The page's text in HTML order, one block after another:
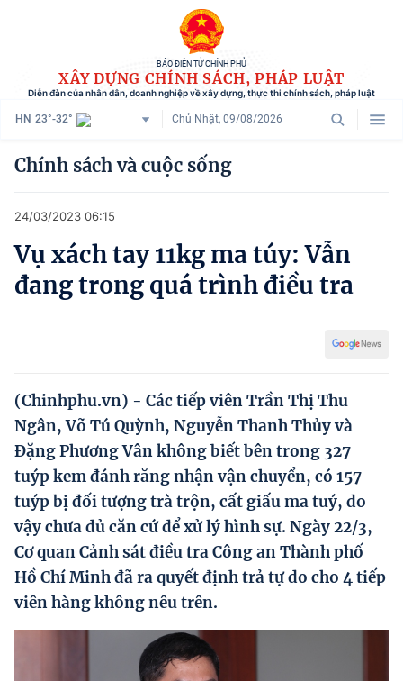
BÁO ĐIỆN TỬ CHÍNH PHỦ
XÂY DỰNG CHÍNH SÁCH, PHÁP LUẬT
Diễn đàn của nhân dân, doanh nghiệp về xây dựng, thực thi chính sách, pháp luật
HN 23°-32° Chủ Nhật, 09/08/2026
Danh mục
Tham vấn chính sách
Người dân góp ý
Hướng dẫn thực hiện chính sách
Phát triển kinh tế tư nhân và doanh nghiệp dân tộc
Ocop và chuỗi giá trị Nông sản
Kinh tế tư nhân
Doanh nghiệp dân tộc
Khác
Video
Chính sách và cuộc sống
24/03/2023 06:15
Vụ xách tay 11kg ma túy: Vẫn
đang trong quá trình điều tra
(Chinhphu.vn) - Các tiếp viên Trần Thị Thu
Ngân, Võ Tú Quỳnh, Nguyễn Thanh Thủy và
Đặng Phương Vân không biết bên trong 327
tuýp kem đánh răng nhận vận chuyển, có 157
tuýp bị đối tượng trà trộn, cất giấu ma tuý, do
vậy chưa đủ căn cứ để xử lý hình sự. Ngày 22/3,
Cơ quan Cảnh sát điều tra Công an Thành phố
Hồ Chí Minh đã ra quyết định trả tự do cho 4 tiếp
viên hàng không nêu trên.